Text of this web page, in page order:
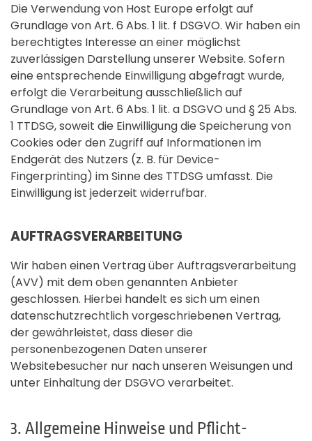
Die Verwendung von Host Europe erfolgt auf
Grundlage von Art. 6 Abs. 1 lit. f DSGVO. Wir haben ein
berechtigtes Interesse an einer möglichst
zuverlässigen Darstellung unserer Website. Sofern
eine entsprechende Einwilligung abgefragt wurde,
erfolgt die Verarbeitung ausschließlich auf
Grundlage von Art. 6 Abs. 1 lit. a DSGVO und § 25 Abs.
1 TTDSG, soweit die Einwilligung die Speicherung von
Cookies oder den Zugriff auf Informationen im
Endgerät des Nutzers (z. B. für Device-
Fingerprinting) im Sinne des TTDSG umfasst. Die
Einwilligung ist jederzeit widerrufbar.
AUFTRAGSVERARBEITUNG
Wir haben einen Vertrag über Auftragsverarbeitung
(AVV) mit dem oben genannten Anbieter
geschlossen. Hierbei handelt es sich um einen
datenschutzrechtlich vorgeschriebenen Vertrag,
der gewährleistet, dass dieser die
personenbezogenen Daten unserer
Websitebesucher nur nach unseren Weisungen und
unter Einhaltung der DSGVO verarbeitet.
3. Allgemeine Hinweise und Pflicht­